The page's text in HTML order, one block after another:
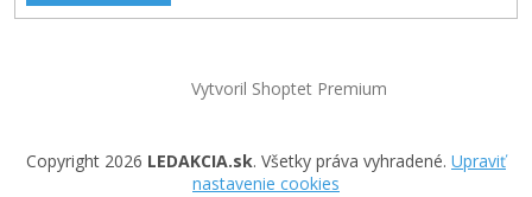
Vytvoril Shoptet Premium
Copyright 2026 LEDAKCIA.sk. Všetky práva vyhradené. Upraviť
nastavenie cookies